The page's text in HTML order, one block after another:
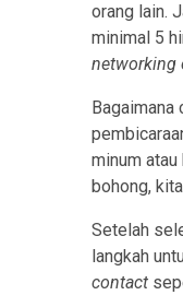
orang lain.
minimal 5
networking
Bagaimana
minum
bohong,
Setelah
langkah
contact